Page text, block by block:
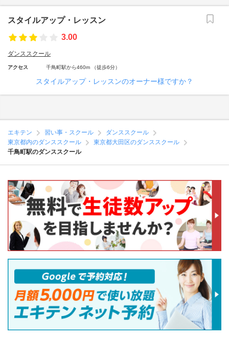
スタイルアップ・レッスン
3.00
ダンススクール
アクセス 千鳥町駅から460m （徒歩6分）
スタイルアップ・レッスンのオーナー様ですか？
エキテン 習い事・スクール
ダンススクール
東京都内のダンススクール
東京都大田区のダンススクール
千鳥町駅のダンススクール